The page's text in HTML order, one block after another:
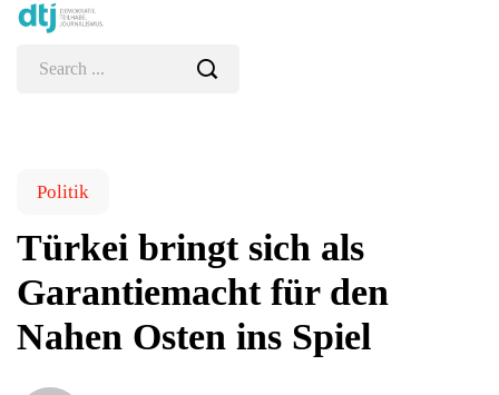
Politik
Türkei bringt sich als
Garantiemacht für den
Nahen Osten ins Spiel